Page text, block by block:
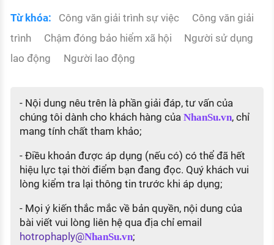
Từ khóa: Công văn giải trình sự việc
Công văn giải
trình
Chậm đóng bảo hiểm xã hội
Người sử dụng
lao động
Người lao động
- Nội dung nêu trên là phần giải đáp, tư vấn của
chúng tôi dành cho khách hàng của NhanSu.vn, chỉ
mang tính chất tham khảo;
- Điều khoản được áp dụng (nếu có) có thể đã hết
hiệu lực tại thời điểm bạn đang đọc. Quý khách vui
lòng kiểm tra lại thông tin trước khi áp dụng;
- Mọi ý kiến thắc mắc về bản quyền, nội dung của
bài viết vui lòng liên hệ qua địa chỉ email
hotrophaply@NhanSu.vn;